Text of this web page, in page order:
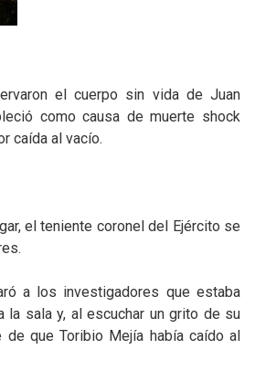
el cuerpo sin vida de Juan
como causa de muerte shock
caída al vacío.
el teniente coronel del Ejército se
a los investigadores que estaba
sala y, al escuchar un grito de su
que Toribio Mejía había caído al